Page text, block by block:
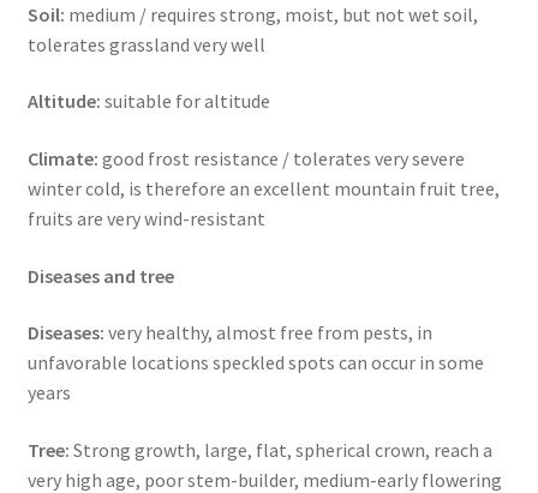
Soil: medium / requires strong, moist, but not wet soil,
tolerates grassland very well
Altitude: suitable for altitude
Climate: good frost resistance / tolerates very severe
winter cold, is therefore an excellent mountain fruit tree,
fruits are very wind-resistant
Diseases and tree
Diseases: very healthy, almost free from pests, in
unfavorable locations speckled spots can occur in some
years
Tree: Strong growth, large, flat, spherical crown, reach a
very high age, poor stem-builder, medium-early flowering